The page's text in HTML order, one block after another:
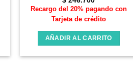
Recargo del 20% pagando con
Tarjeta de crédito
AÑADIR AL CARRITO